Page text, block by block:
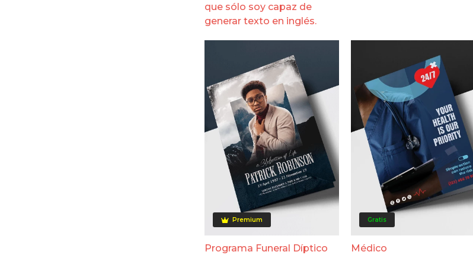
que sólo soy capaz de
generar texto en inglés.
Premium
Programa Funeral Díptico
Gratis
Médico